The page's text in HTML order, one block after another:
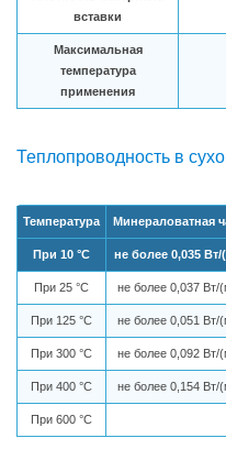
вставки
Максимальная
температура
применения
Теплопроводность в
Температура Минераловатная
При 10 °С не более 0,035 Вт/
При 25 °С не более 0,037 Вт/
При 125 °С не более 0,051 Вт/
При 300 °С не более 0,092 Вт/
При 400 °С не более 0,154 Вт/
При 600 °С